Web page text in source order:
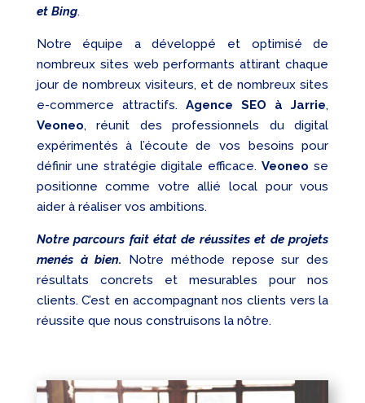
et Bing.
Notre équipe a développé et optimisé de
nombreux sites web performants attirant chaque
jour de nombreux visiteurs, et de nombreux sites
e-commerce attractifs. Agence SEO à Jarrie,
Veoneo, réunit des professionnels du digital
expérimentés à l’écoute de vos besoins pour
définir une stratégie digitale efficace.Veoneo se
positionne comme votre allié local pour vous
aider à réaliser vos ambitions.
Notre parcours fait état de réussites et de projets
menés à bien. Notre méthode repose sur des
résultats concrets et mesurables pour nos
clients. C’est en accompagnant nos clients vers la
réussite que nous construisons la nôtre.